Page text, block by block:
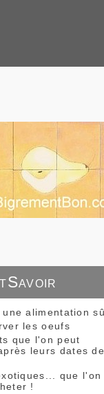
alimentation
les oeufs
que l'on peut
leurs dates de
que l'on
!